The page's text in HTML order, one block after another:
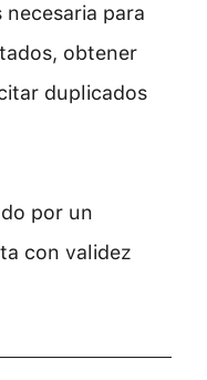
para
obtener
duplicados
por un
con validez